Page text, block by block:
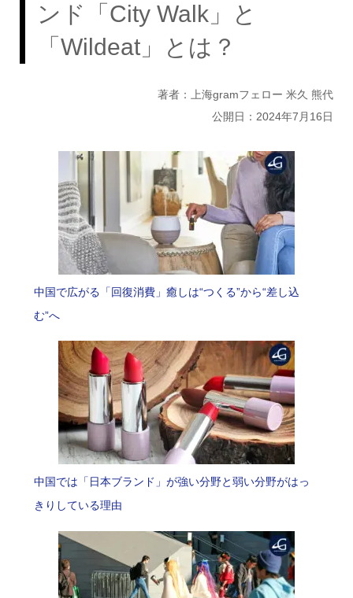
ンド「City Walk」と
「Wildeat」とは？
著者：上海gramフェロー 米久 熊代
公開日：2024年7月16日
中国で広がる「回復消費」癒しは“つくる”から“差し込
む”へ
中国では「日本ブランド」が強い分野と弱い分野がはっ
きりしている理由